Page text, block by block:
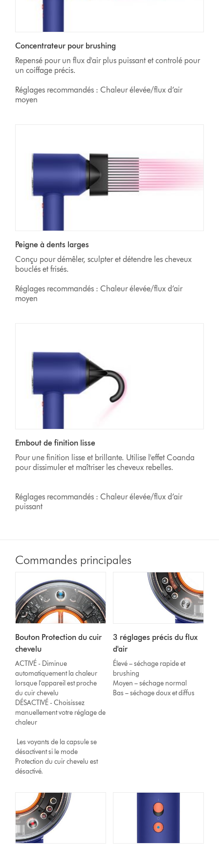
Concentrateur pour brushing
Repensé pour un flux d'air plus puissant et controlé pour
un coiffage précis.
Réglages recommandés : Chaleur élevée/flux d’air
moyen
Peigne à dents larges
Conçu pour démêler, sculpter et détendre les cheveux
bouclés et frisés.
Réglages recommandés : Chaleur élevée/flux d’air
moyen
Embout de finition lisse
Pour une finition lisse et brillante. Utilise l'effet Coanda
pour dissimuler et maîtriser les cheveux rebelles.
Réglages recommandés : Chaleur élevée/flux d’air
puissant
Commandes principales
Bouton Protection du cuir
chevelu
ACTIVÉ - Diminue
automatiquement la chaleur
lorsque l'appareil est proche
du cuir chevelu
DÉSACTIVÉ - Choisissez
manuellement votre réglage de
chaleur
Les voyants de la capsule se
désactivent si le mode
Protection du cuir chevelu est
désactivé.
3 réglages précis du flux
d'air
Élevé – séchage rapide et
brushing
Moyen – séchage normal
Bas – séchage doux et diffus